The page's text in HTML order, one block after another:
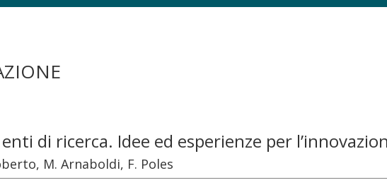
di ricerca. Idee ed esperienze per
M. Arnaboldi, F. Poles